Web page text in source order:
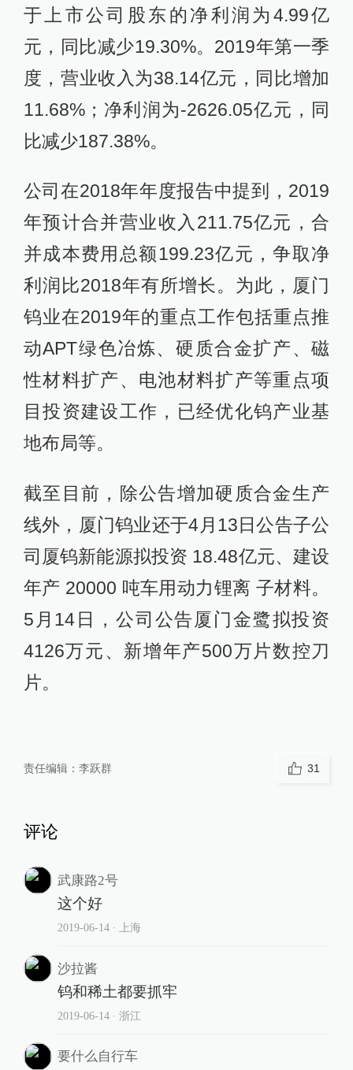
于上市公司股东的净利润为4.99亿
元，同比减少19.30%。2019年第一季
度，营业收入为38.14亿元，同比增加
11.68%；净利润为-2626.05亿元，同
比减少187.38%。
公司在2018年年度报告中提到，2019
年预计合并营业收入211.75亿元，合
并成本费用总额199.23亿元，争取净
利润比2018年有所增长。为此，厦门
钨业在2019年的重点工作包括重点推
动APT绿色冶炼、硬质合金扩产、磁
性材料扩产、电池材料扩产等重点项
目投资建设工作，已经优化钨产业基
地布局等。
截至目前，除公告增加硬质合金生产
线外，厦门钨业还于4月13日公告子公
司厦钨新能源拟投资 18.48亿元、建设
年产 20000 吨车用动力锂离 子材料。
5月14日，公司公告厦门金鹭拟投资
4126万元、新增年产500万片数控刀
片。
责任编辑： 李跃群 31
评论
武康路2号
这个好
2019-06-14∙ 上海
沙拉酱
钨和稀土都要抓牢
2019-06-14∙ 浙江
要什么自行车